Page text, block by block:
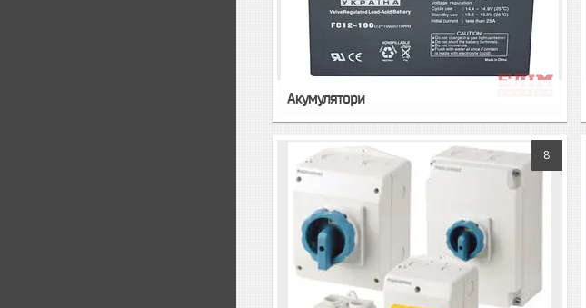
Акумулятори
8